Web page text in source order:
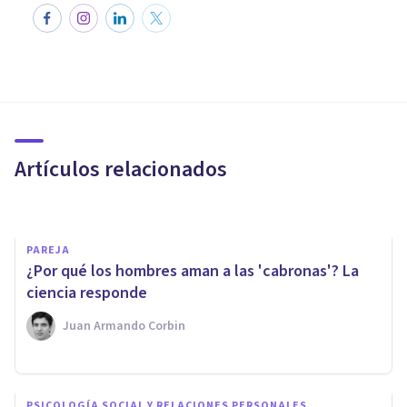
Artículos relacionados
a los tipos duros?
PAREJA
¿Por qué los hombres aman a las 'cabronas'? La
ciencia responde
Juan Armando Corbin
PAREJA